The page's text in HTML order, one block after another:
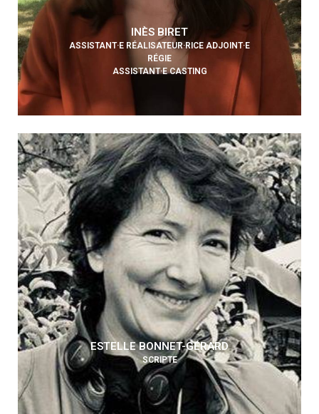
INÈS BIRET
ASSISTANT·E RÉALISATEUR·RICE ADJOINT·E
RÉGIE
ASSISTANT·E CASTING
ESTELLE BONNET-GÉRARD
SCRIPTE